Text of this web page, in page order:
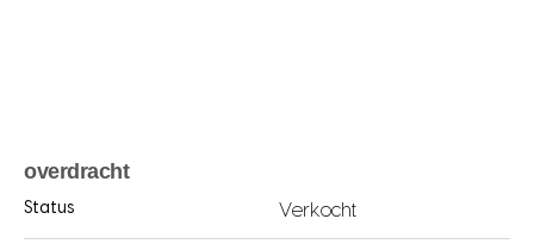
overdracht
Status Verkocht